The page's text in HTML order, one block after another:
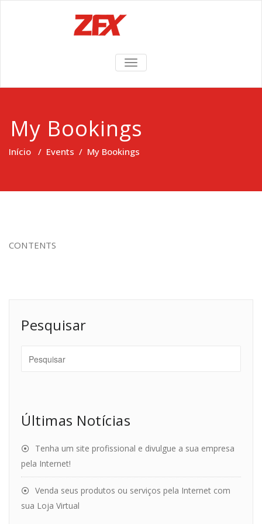
TOGGLE
NAVIGATION
My Bookings
Início / Events / My Bookings
CONTENTS
Pesquisar
Últimas Notícias
Tenha um site profissional e divulgue a sua empresa
pela Internet!
Venda seus produtos ou serviços pela Internet com
sua Loja Virtual